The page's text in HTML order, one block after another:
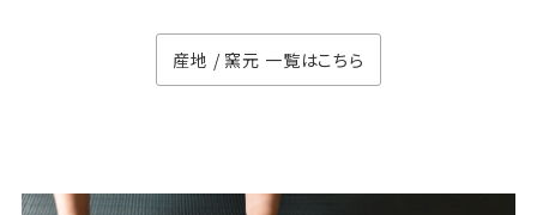
産地 / 窯元 一覧はこちら